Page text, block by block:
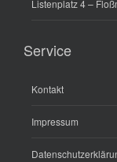
Listenplatz 4 –
Service
Kontakt
Impressum